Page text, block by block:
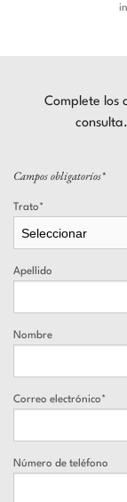
Complete los
Leave this field blank
Campos obligatorios*
Trato*
Apellido
Nombre
Correo electrónico*
Número de teléfono